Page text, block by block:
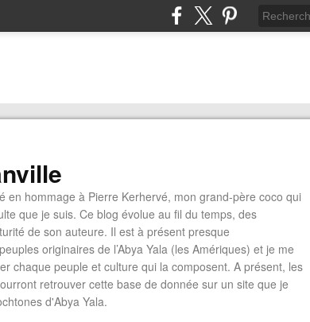
en hommage à Pierre Kerhervé, mon grand-père coco qui
que je suis. Ce blog évolue au fil du temps, des
de son auteure. Il est à présent presque
originaires de l’Abya Yala (les Amériques) et je me
chaque peuple et culture qui la composent. A présent, les
retrouver cette base de donnée sur un site que je
d'Abya Yala.